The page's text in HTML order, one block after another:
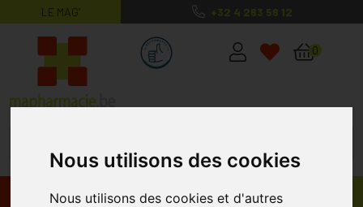
Nous utilisons des cookies
Nous utilisons des cookies et d'autres
LE MAG’ +32 4 263 56 12
MaPharmacie.be ma santé, mes
0
Promos Produits